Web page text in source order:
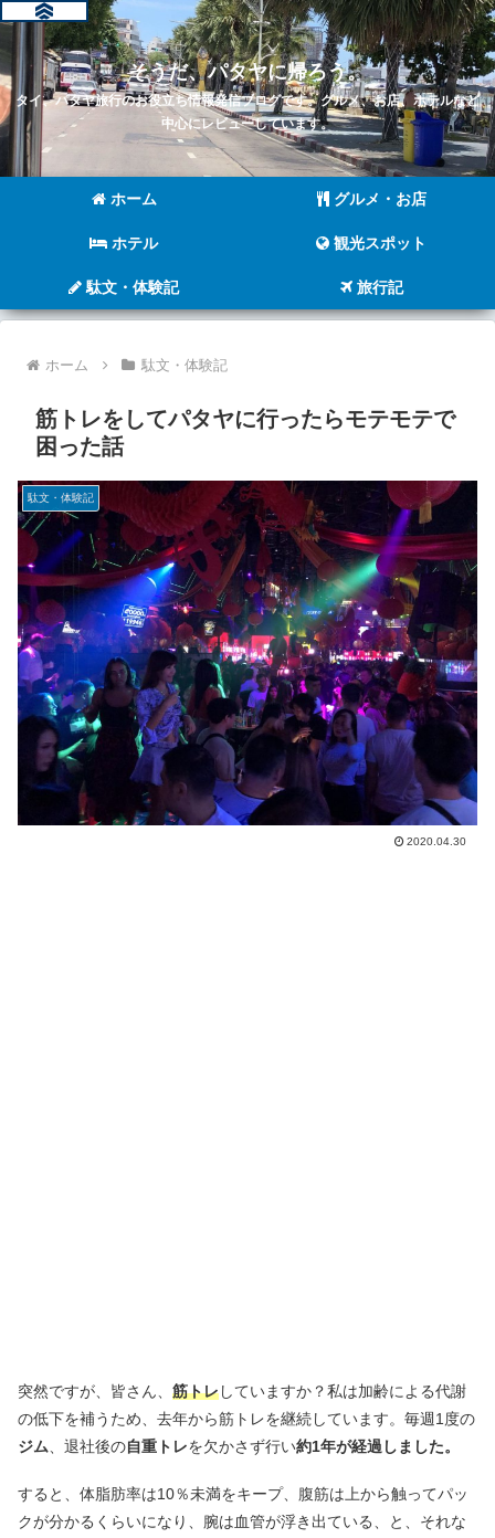
そうだ、パタヤに帰ろう。
タイ、パタヤ旅行のお役立ち情報発信ブログです。グルメ、お店、ホテルなど
中心にレビューしています。
ホーム グルメ・お店
ホテル 観光スポット
駄文・体験記 旅行記
ホーム 駄文・体験記
筋トレをしてパタヤに行ったらモテモテで
困った話
駄文・体験記
2020.04.30
突然ですが、皆さん、 筋トレしていますか？私は加齢による代謝
の低下を補うため、去年から筋トレを継続しています。毎週1度の
ジム 、退社後の自重トレを欠かさず行い約1年が経過しました。
すると、体脂肪率は10％未満をキープ、腹筋は上から触ってパッ
クが分かるくらいになり、腕は血管が浮き出ている、と、それな